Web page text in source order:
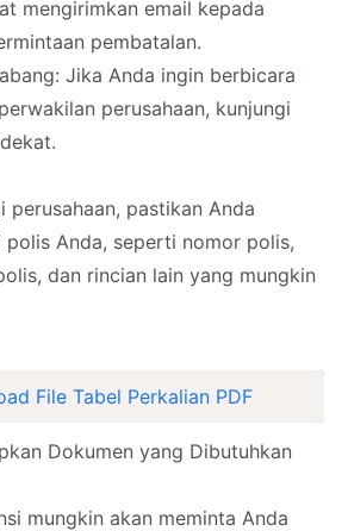
mengirimkan email kepada
pembatalan.
Jika Anda ingin berbicara
perusahaan, kunjungi
perusahaan, pastikan Anda
Anda, seperti nomor polis,
dan rincian lain yang mungkin
File Tabel Perkalian PDF
Dokumen yang Dibutuhkan
mungkin akan meminta Anda